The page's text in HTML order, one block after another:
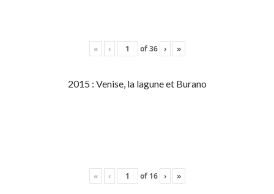
« ‹ of36 › »
2015 : Venise, la lagune et Burano
« ‹ of 16 › »